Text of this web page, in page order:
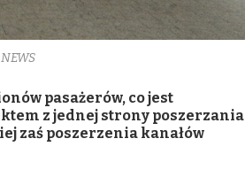
pasażerów, co jest
z jednej strony poszerzania
zaś poszerzenia kanałów